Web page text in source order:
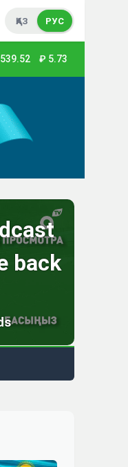
ҚАЗ РУС
539.52 ₽ 5.73